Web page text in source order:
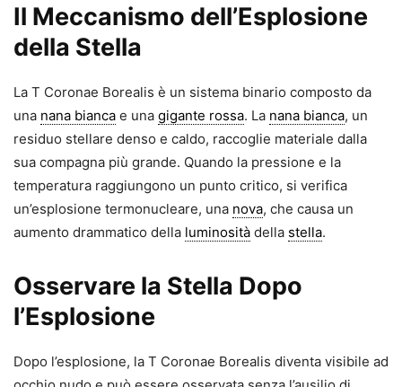
Il Meccanismo dell’Esplosione
della Stella
La T Coronae Borealis è un sistema binario composto da
una nana bianca e una gigante rossa. La nana bianca, un
residuo stellare denso e caldo, raccoglie materiale dalla
sua compagna più grande. Quando la pressione e la
temperatura raggiungono un punto critico, si verifica
un’esplosione termonucleare, una nova, che causa un
aumento drammatico della luminosità della stella.
Osservare la Stella Dopo
l’Esplosione
Dopo l’esplosione, la T Coronae Borealis diventa visibile ad